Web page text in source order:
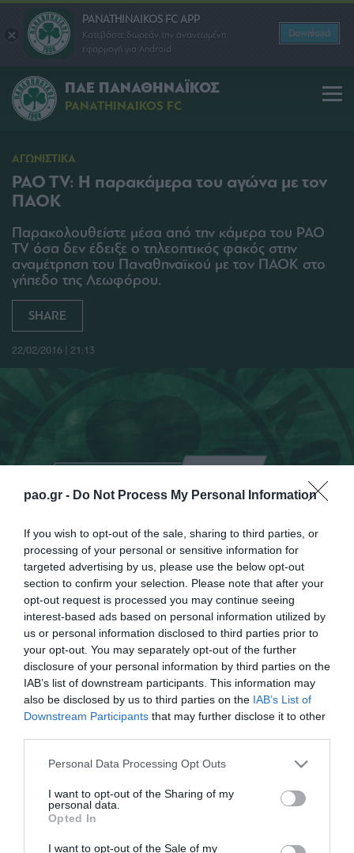
pao.gr - Do Not Process My Personal Information
If you wish to opt-out of the sale, sharing to third parties, or
processing of your personal or sensitive information for
targeted advertising by us, please use the below opt-out
section to confirm your selection. Please note that after your
opt-out request is processed you may continue seeing
interest-based ads based on personal information utilized by
us or personal information disclosed to third parties prior to
your opt-out. You may separately opt-out of the further
disclosure of your personal information by third parties on the
IAB’s list of downstream participants. This information may
also be disclosed by us to third parties on the IAB’s List of
Downstream Participants that may further disclose it to other
Please note that this website/app uses one or more Google
not limited to your visit or usage behaviour. You may click to
grant or deny consent to Google and its third-party tags to
use your data for below specified purposes in below Google
consent section.
Personal Data Processing Opt Outs
I want to opt-out of the Sharing of my
personal data.
Opted In
I want to opt-out of the Sale of my
PANATHINAIKOS FC APP
Κατεβάστε δωρεάν την ανανεωμένη
εφαρμογή για Android
Download
ΠΑΕ ΠΑΝΑΘΗΝΑΪΚΟΣ
PANATHINAIKOS FC
ΑΓΩΝΙΣΤΙΚΑ
PAO TV: Η παρακάμερα του αγώνα με τον
ΠΑΟΚ
Παρακολουθείστε μέσα από την κάμερα του PAO
TV όσα δεν έδειξε ο τηλεοπτικός φακός στην
αναμέτρηση του Παναθηναϊκού με τον ΠΑΟΚ στο
γήπεδο της Λεωφόρου.
SHARE
22/02/2016 | 21:13
Ένα παιχνίδι με εναλλαγές συναισθήματων που
καταγράφονται στα αποκλειστικά πλάνα του PAO TV.
Δείτε το βίντεο καιεγγραφείτε δωρεάνστο επίσημο
κανάλι του Παναθηναϊκού στο YouTube ώστε να
https://www.youtube.com/edit?
video_id=xmTdoQcbpxo&video_referrer=watch